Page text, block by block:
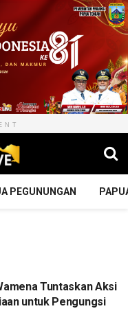
PEGUNUNGAN
Tuntaskan Aksi
untuk Pengungsi